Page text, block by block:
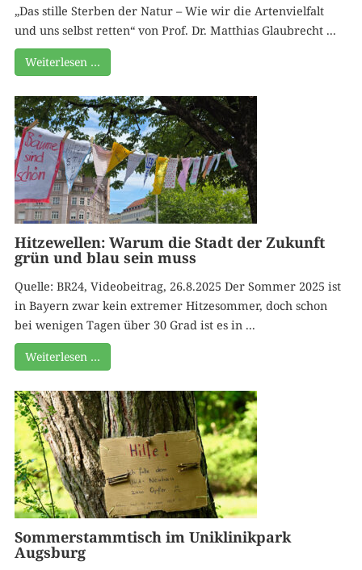
„Das stille Sterben der Natur – Wie wir die Artenvielfalt
und uns selbst retten“ von Prof. Dr. Matthias Glaubrecht ...
Weiterlesen …
Hitzewellen: Warum die Stadt der Zukunft
grün und blau sein muss
Quelle: BR24, Videobeitrag, 26.8.2025 Der Sommer 2025 ist
in Bayern zwar kein extremer Hitzesommer, doch schon
bei wenigen Tagen über 30 Grad ist es in ...
Weiterlesen …
Sommerstammtisch im Uniklinikpark
Augsburg